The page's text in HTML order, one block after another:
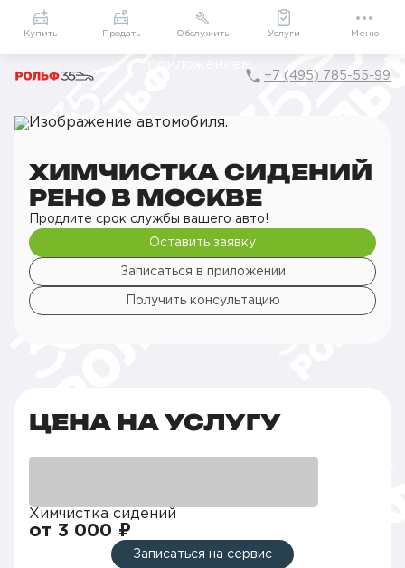
Приложение
Мой РОЛЬФ
Подарки внутри
+7 (495) 785-55-99
Главная
РОЛЬФ Сервис
Сервис Renault
Детейлинг
Химчистка
Химчистка сидений
ХИМЧИСТКА СИДЕНИЙ
РЕНО В МОСКВЕ
Продлите срок службы вашего авто!
Оставить заявку
Записаться в приложении
Получить консультацию
ЦЕНА НА УСЛУГУ
Химчистка сидений
от 3 000 ₽
Записаться на сервис
Купить Продать Обслужить Услуги Меню